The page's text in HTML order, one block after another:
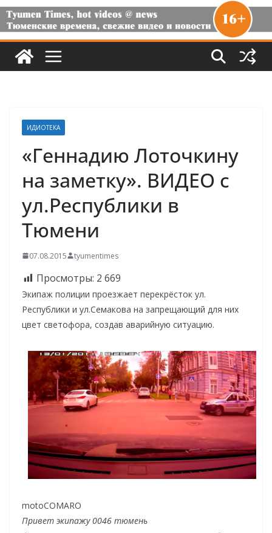
ИДИОТЕКА
«Геннадию Лоточкину
на заметку». ВИДЕО с
ул.Республики в
Тюмени
07.08.2015 tyumentimes
Просмотры: 2 669
Экипаж полиции проезжает перекрёсток ул.
Республики и ул.Семакова на запрещающий для них
цвет светофора, создав аварийную ситуацию.
motoCOMARO
Привет экипажу 0046 тюмень